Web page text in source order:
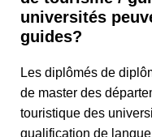
universités
guides?
Les diplômés de
de master des
touristique des
qualification de